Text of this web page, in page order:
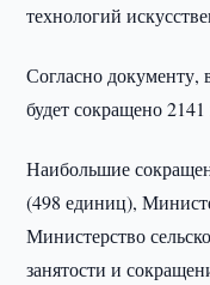
технологий
Согласно документу,
будет сокращено
Наибольшие
(498 единиц),
Министерство
занятости и